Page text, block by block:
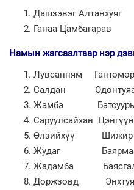
Дашзэвэг Алтанхуяг
Ганаа Цамбагарав
Намын жагсаалтаар нэр
Лувсанням Гантөмөр
Салдан
Жамба Батсуурь
Саруулсайхан Цэнгүүн
Өлзийхүү Шижир
Жудаг
Жадамба
Доржзовд